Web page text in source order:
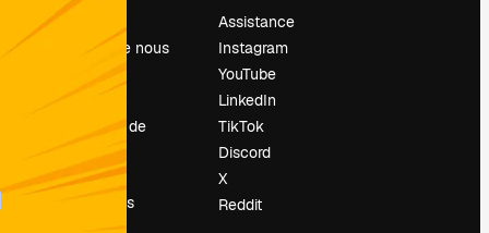
Prix
À propos de nous
Tendances de
recherche
Blog
Événements
Assistance
Instagram
YouTube
LinkedIn
TikTok
Discord
X
Reddit